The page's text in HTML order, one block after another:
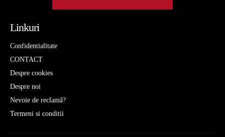
Linkuri
Confidentialitate
CONTACT
Despre cookies
Despre noi
Nevoie de reclamă?
Termeni si conditii